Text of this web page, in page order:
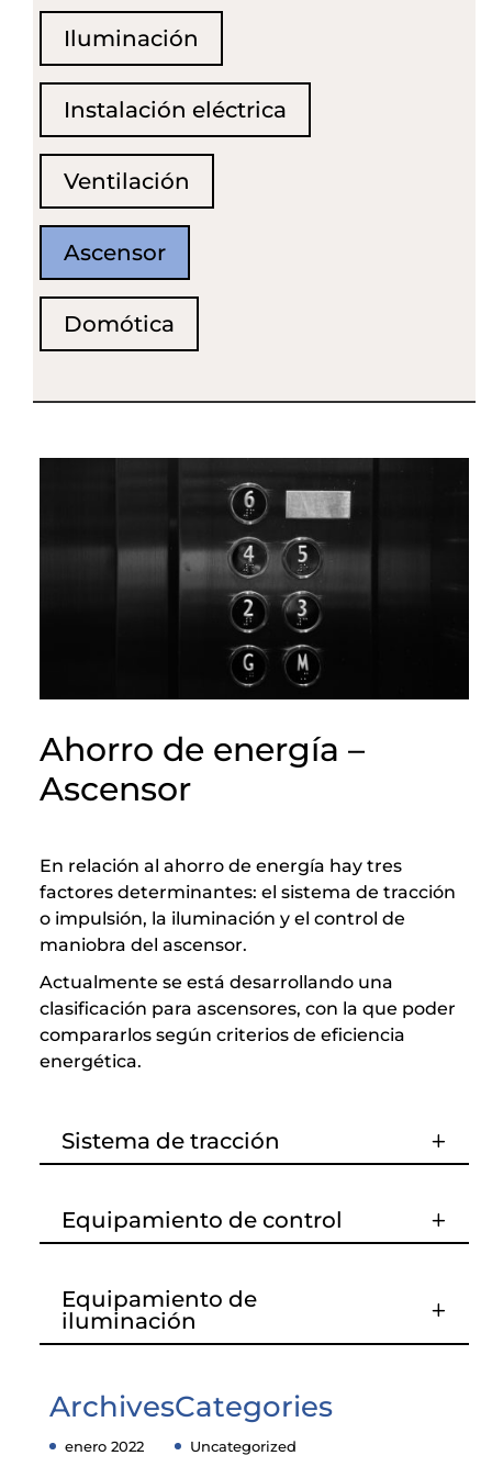
Iluminación
Instalación eléctrica
Ventilación
Ascensor
Domótica
Ahorro de energía –
Ascensor
En relación al ahorro de energía hay tres
factores determinantes: el sistema de tracción
o impulsión, la iluminación y el control de
maniobra del ascensor.
Actualmente se está desarrollando una
clasificación para ascensores, con la que poder
compararlos según criterios de eficiencia
energética.
Sistema de tracción
Equipamiento de control
Equipamiento de
iluminación
Archives
enero 2022
Categories
Uncategorized